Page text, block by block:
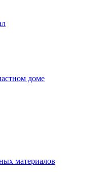
доме
материалов